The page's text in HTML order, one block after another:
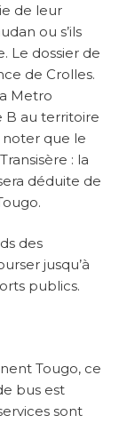
de leur
ou s’ils
Le dossier de
de Crolles.
Metro
B au territoire
noter que le
: la
déduite de
des
jusqu’à
publics.
Tougo, ce
bus est
sont